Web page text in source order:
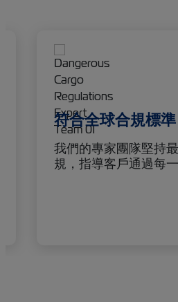
符合全球合規標準
我們的專家團隊堅持
規，指導客戶通過每